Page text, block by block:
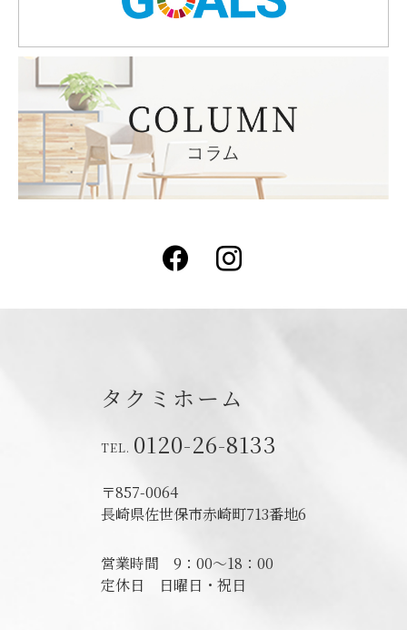
Facebook
タクミホーム
0120-26-8133
〒857-0064
長崎県佐世保市赤崎町713番地6
営業時間 9：00～18：00
定休日
日曜日・祝日